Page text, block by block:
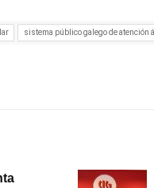
sistema público galego de atención